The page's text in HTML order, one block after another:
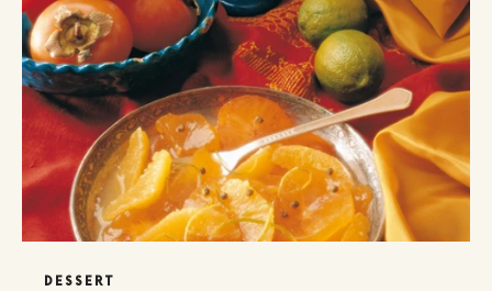
DESSERT